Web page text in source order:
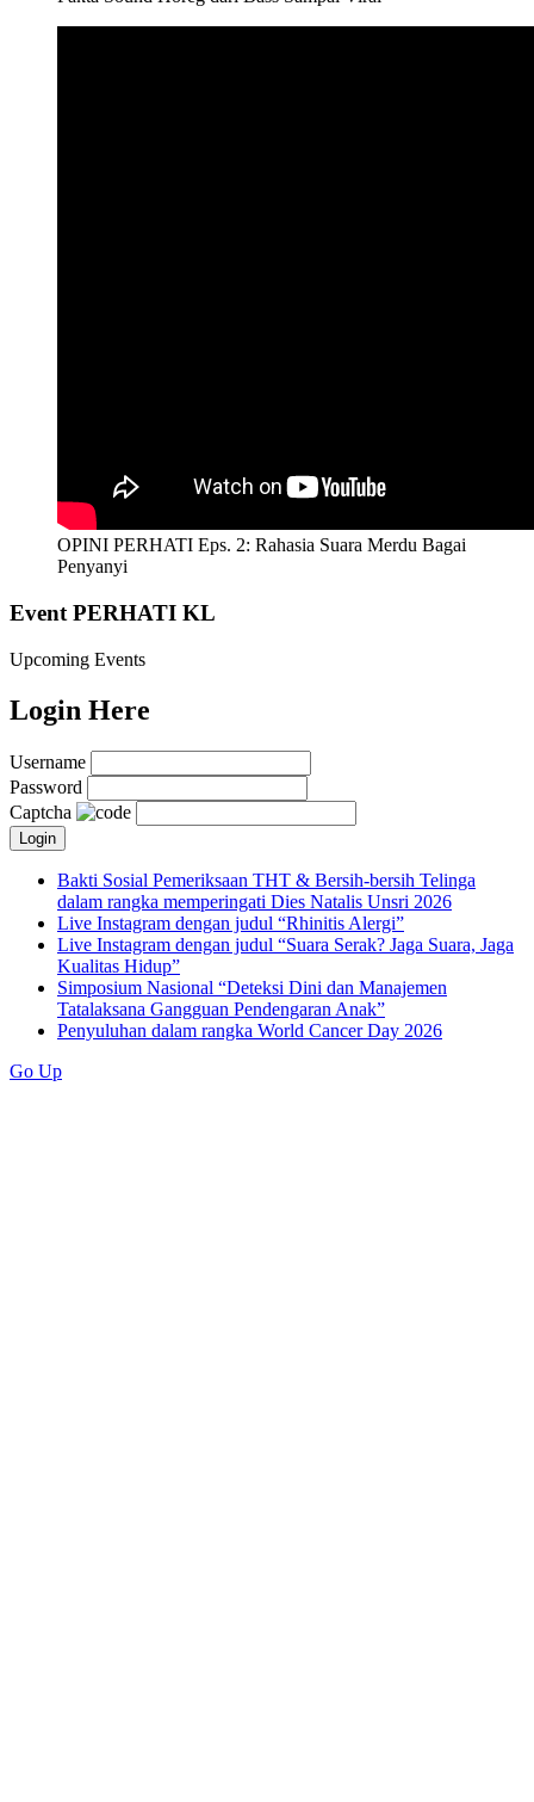
OPINI PERHATI Eps. 2: Rahasia Suara Merdu Bagai
Penyanyi
Event PERHATI KL
Upcoming Events
Login Here
Username
Password
Captcha
Bakti Sosial Pemeriksaan THT & Bersih-bersih Telinga
dalam rangka memperingati Dies Natalis Unsri 2026
Live Instagram dengan judul “Rhinitis Alergi”
Live Instagram dengan judul “Suara Serak? Jaga Suara, Jaga
Kualitas Hidup”
Simposium Nasional “Deteksi Dini dan Manajemen
Tatalaksana Gangguan Pendengaran Anak”
Penyuluhan dalam rangka World Cancer Day 2026
Go Up